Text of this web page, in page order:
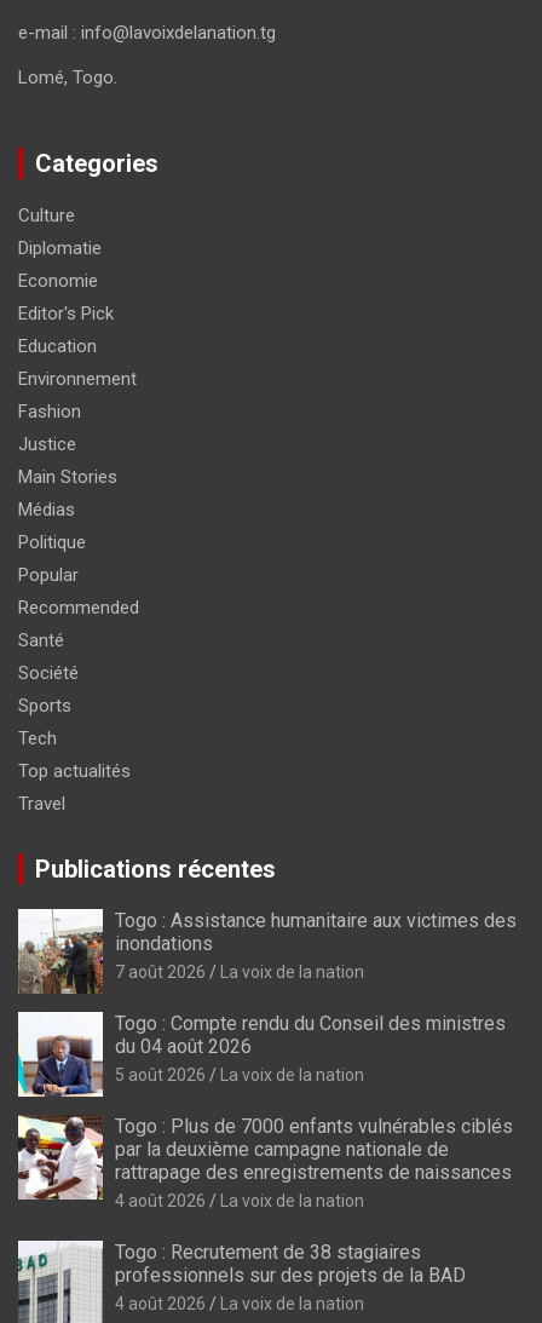
e-mail : info@lavoixdelanation.tg
Lomé, Togo.
Categories
Culture
Diplomatie
Economie
Editor's Pick
Education
Environnement
Fashion
Justice
Main Stories
Médias
Politique
Popular
Recommended
Santé
Société
Sports
Tech
Top actualités
Travel
Publications récentes
Togo : Assistance humanitaire aux victimes des
inondations
7 août 2026 La voix de la nation
Togo : Compte rendu du Conseil des ministres
du 04 août 2026
5 août 2026 La voix de la nation
Togo : Plus de 7000 enfants vulnérables ciblés
par la deuxième campagne nationale de
rattrapage des enregistrements de naissances
4 août 2026 La voix de la nation
Togo : Recrutement de 38 stagiaires
professionnels sur des projets de la BAD
4 août 2026 La voix de la nation